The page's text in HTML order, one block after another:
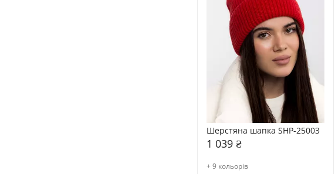
Шерстяна шапка SHP-25003
1 039 ₴
+ 9 кольорів